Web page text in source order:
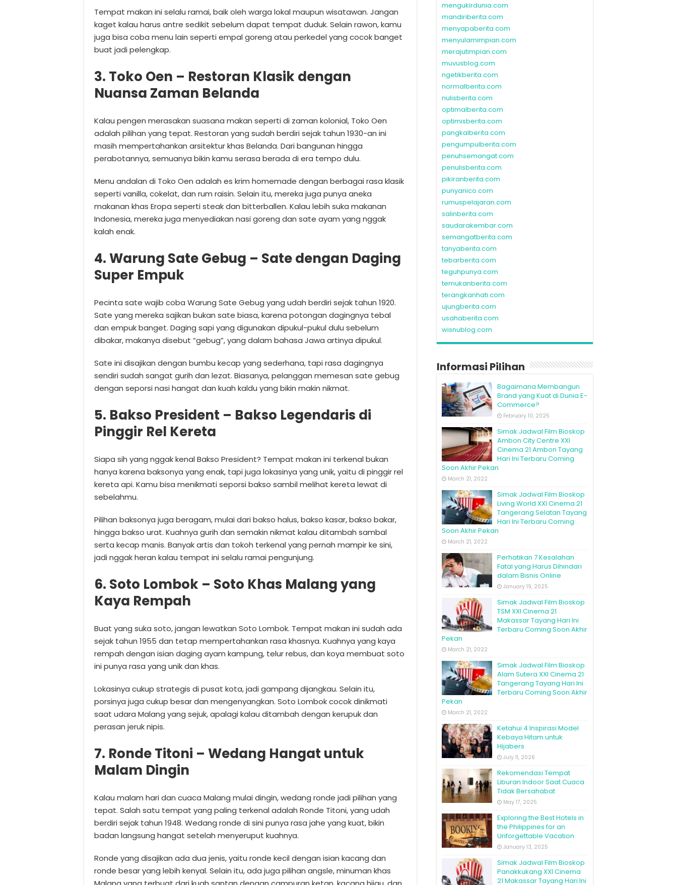
Tempat makan ini selalu ramai, baik oleh warga lokal maupun wisatawan. Jangan
kaget kalau harus antre sedikit sebelum dapat tempat duduk. Selain rawon, kamu
juga bisa coba menu lain seperti empal goreng atau perkedel yang cocok banget
buat jadi pelengkap.
3. Toko Oen – Restoran Klasik dengan
Nuansa Zaman Belanda
Kalau pengen merasakan suasana makan seperti di zaman kolonial, Toko Oen
adalah pilihan yang tepat. Restoran yang sudah berdiri sejak tahun 1930-an ini
masih mempertahankan arsitektur khas Belanda. Dari bangunan hingga
perabotannya, semuanya bikin kamu serasa berada di era tempo dulu.
Menu andalan di Toko Oen adalah es krim homemade dengan berbagai rasa klasik
seperti vanilla, cokelat, dan rum raisin. Selain itu, mereka juga punya aneka
makanan khas Eropa seperti steak dan bitterballen. Kalau lebih suka makanan
Indonesia, mereka juga menyediakan nasi goreng dan sate ayam yang nggak
kalah enak.
4. Warung Sate Gebug – Sate dengan Daging
Super Empuk
Pecinta sate wajib coba Warung Sate Gebug yang udah berdiri sejak tahun 1920.
Sate yang mereka sajikan bukan sate biasa, karena potongan dagingnya tebal
dan empuk banget. Daging sapi yang digunakan dipukul-pukul dulu sebelum
dibakar, makanya disebut “gebug”, yang dalam bahasa Jawa artinya dipukul.
Sate ini disajikan dengan bumbu kecap yang sederhana, tapi rasa dagingnya
sendiri sudah sangat gurih dan lezat. Biasanya, pelanggan memesan sate gebug
dengan seporsi nasi hangat dan kuah kaldu yang bikin makin nikmat.
5. Bakso President – Bakso Legendaris di
Pinggir Rel Kereta
Siapa sih yang nggak kenal Bakso President? Tempat makan ini terkenal bukan
hanya karena baksonya yang enak, tapi juga lokasinya yang unik, yaitu di pinggir rel
kereta api. Kamu bisa menikmati seporsi bakso sambil melihat kereta lewat di
sebelahmu.
Pilihan baksonya juga beragam, mulai dari bakso halus, bakso kasar, bakso bakar,
hingga bakso urat. Kuahnya gurih dan semakin nikmat kalau ditambah sambal
serta kecap manis. Banyak artis dan tokoh terkenal yang pernah mampir ke sini,
jadi nggak heran kalau tempat ini selalu ramai pengunjung.
6. Soto Lombok – Soto Khas Malang yang
Kaya Rempah
Buat yang suka soto, jangan lewatkan Soto Lombok. Tempat makan ini sudah ada
sejak tahun 1955 dan tetap mempertahankan rasa khasnya. Kuahnya yang kaya
rempah dengan isian daging ayam kampung, telur rebus, dan koya membuat soto
ini punya rasa yang unik dan khas.
Lokasinya cukup strategis di pusat kota, jadi gampang dijangkau. Selain itu,
porsinya juga cukup besar dan mengenyangkan. Soto Lombok cocok dinikmati
saat udara Malang yang sejuk, apalagi kalau ditambah dengan kerupuk dan
perasan jeruk nipis.
7. Ronde Titoni – Wedang Hangat untuk
Malam Dingin
Kalau malam hari dan cuaca Malang mulai dingin, wedang ronde jadi pilihan yang
tepat. Salah satu tempat yang paling terkenal adalah Ronde Titoni, yang udah
berdiri sejak tahun 1948. Wedang ronde di sini punya rasa jahe yang kuat, bikin
badan langsung hangat setelah menyeruput kuahnya.
Ronde yang disajikan ada dua jenis, yaitu ronde kecil dengan isian kacang dan
ronde besar yang lebih kenyal. Selain itu, ada juga pilihan angsle, minuman khas
mengukirdunia.com
mandiriberita.com
menyapaberita.com
menyulamimpian.com
merajutimpian.com
muvusblog.com
ngetikberita.com
normalberita.com
nulisberita.com
optimalberita.com
optimisberita.com
pangkalberita.com
pengumpulberita.com
penuhsemangat.com
penulisberita.com
pikiranberita.com
punyanico.com
rumuspelajaran.com
salinberita.com
saudarakembar.com
semangatberita.com
tanyaberita.com
tebarberita.com
teguhpunya.com
temukanberita.com
terangkanhati.com
ujungberita.com
usahaberita.com
wisnublog.com
Informasi Pilihan
Bagaimana Membangun
Brand yang Kuat di Dunia E-
Commerce?
February 10, 2025
Simak Jadwal Film Bioskop
Ambon City Centre XXI
Cinema 21 Ambon Tayang
Hari Ini Terbaru Coming
Soon Akhir Pekan
March 21, 2022
Simak Jadwal Film Bioskop
Living World XXI Cinema 21
Tangerang Selatan Tayang
Hari Ini Terbaru Coming
Soon Akhir Pekan
March 21, 2022
Perhatikan 7 Kesalahan
Fatal yang Harus Dihindari
dalam Bisnis Online
January 19, 2025
Simak Jadwal Film Bioskop
TSM XXI Cinema 21
Makassar Tayang Hari Ini
Terbaru Coming Soon Akhir
Pekan
March 21, 2022
Simak Jadwal Film Bioskop
Alam Sutera XXI Cinema 21
Tangerang Tayang Hari Ini
Terbaru Coming Soon Akhir
Pekan
March 21, 2022
Ketahui 4 Inspirasi Model
Kebaya Hitam untuk
Hijabers
July 11, 2026
Rekomendasi Tempat
Liburan Indoor Saat Cuaca
Tidak Bersahabat
May 17, 2025
Exploring the Best Hotels in
the Philippines for an
Unforgettable Vacation
January 13, 2025
Simak Jadwal Film Bioskop
Panakkukang XXI Cinema
21 Makassar Tayang Hari Ini